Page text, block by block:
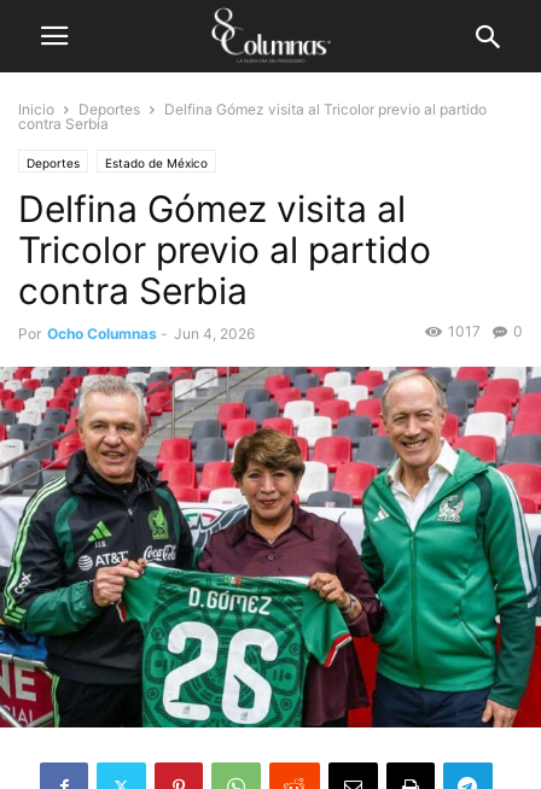
Inicio Deportes
Delfina Gómez visita al Tricolor previo al partido
contra Serbia
Deportes Estado de México
Delfina Gómez visita al
Tricolor previo al partido
contra Serbia
Por Ocho Columnas - Jun 4, 2026 0
1017